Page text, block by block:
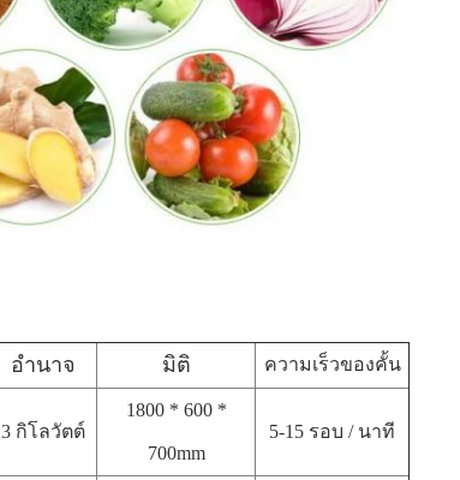
อำนาจ มิติ ความเร็วของคั้น
3 กิโลวัตต์
1800 * 600 *
700mm
5-15 รอบ / นาที